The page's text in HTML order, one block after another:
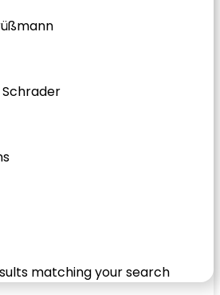
Schrader
matching your search